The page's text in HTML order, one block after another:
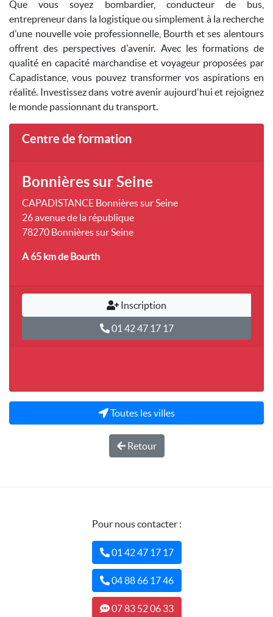
Que vous soyez bombardier, conducteur de bus,
entrepreneur dans la logistique ou simplement à la recherche
d’une nouvelle voie professionnelle, Bourth et ses alentours
offrent des perspectives d'avenir. Avec les formations de
qualité en capacité marchandise et voyageur proposées par
Capadistance, vous pouvez transformer vos aspirations en
réalité. Investissez dans votre avenir aujourd'hui et rejoignez
le monde passionnant du transport.
Centre de formation
Bonnières sur Seine
CAPADISTANCE Bonnières sur Seine
26 avenue de la république
78270 Bonnières sur Seine
A 65 kmde Bourth
Inscription
01 42 47 17 17
Toutes les villes
Retour
Pour nous contacter :
01 42 47 17 17
04 88 66 17 46
07 83 52 06 33